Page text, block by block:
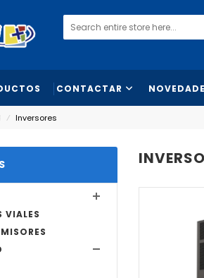
CONTACTAR
⁄ Inversores
VIALES